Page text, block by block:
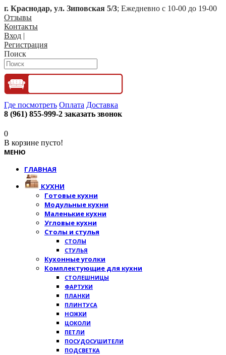
г. Краснодар, ул. Зиповская 5/3; Ежедневно с 10-00 до 19-00
Отзывы
Контакты
Вход |
Регистрация
Поиск
Где посмотреть Оплата Доставка
8 (961) 855-999-2 заказать звонок
0
В корзине пусто!
МЕНЮ
ГЛАВНАЯ
КУХНИ
Готовые кухни
Модульные кухни
Маленькие кухни
Угловые кухни
Столы и стулья
СТОЛЫ
СТУЛЬЯ
Кухонные уголки
Комплектующие для кухни
СТОЛЕШНИЦЫ
ФАРТУКИ
ПЛАНКИ
ПЛИНТУСА
НОЖКИ
ЦОКОЛИ
ПЕТЛИ
ПОСУДОСУШИТЕЛИ
ПОДСВЕТКА